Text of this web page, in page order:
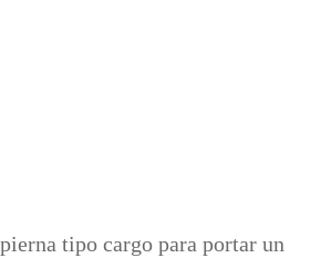
tipo cargo para portar un